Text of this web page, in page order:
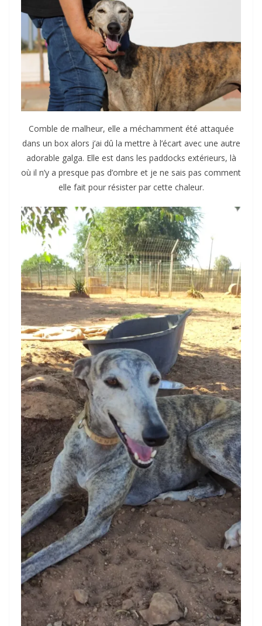
Comble de malheur, elle a méchamment été attaquée
dans un box alors j’ai dû la mettre à l’écart avec une autre
adorable galga. Elle est dans les paddocks extérieurs, là
où il n’y a presque pas d’ombre et je ne sais pas comment
elle fait pour résister par cette chaleur.